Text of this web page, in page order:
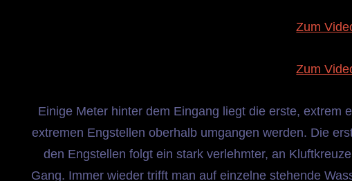
Zum
Zum
Einige Meter hinter dem Eingang liegt die erste, extrem
extremen Engstellen oberhalb umgangen werden. Die
den Engstellen folgt ein stark verlehmter, an
Gang. Immer wieder trifft man auf einzelne stehende